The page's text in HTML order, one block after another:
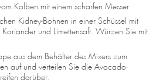
Kolben mit einem scharfen Messer.
Kidney-Bohnen in einer Schüssel mit
und Limettensaft. Würzen Sie mit
aus dem Behälter des Mixers zum
auf und verteilen Sie die Avocado-
darüber.